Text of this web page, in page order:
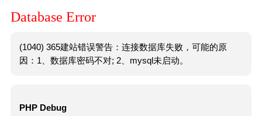
Database Error
(1040) 365建站错误警告：连接数据库失败，可能的原
因：1、数据库密码不对; 2、mysql未启动。
PHP Debug